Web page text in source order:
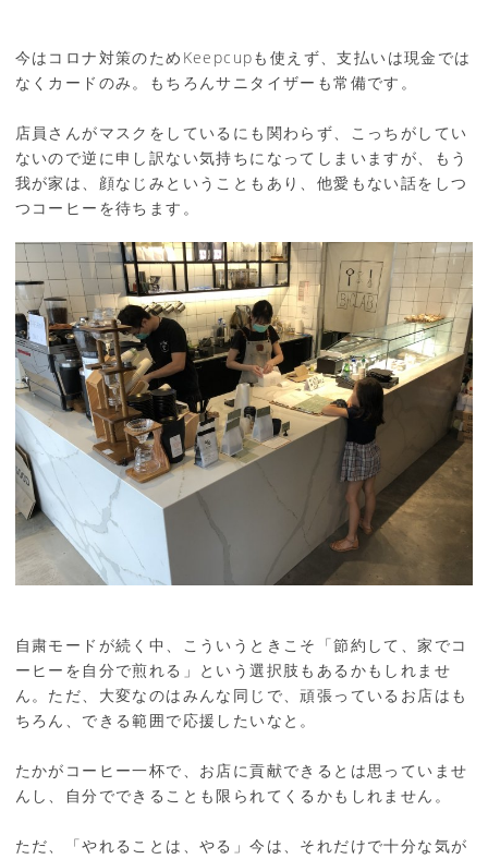
今はコロナ対策のためKeepcupも使えず、支払いは現金では
なくカードのみ。もちろんサニタイザーも常備です。
店員さんがマスクをしているにも関わらず、こっちがしてい
ないので逆に申し訳ない気持ちになってしまいますが、もう
我が家は、顔なじみということもあり、他愛もない話をしつ
つコーヒーを待ちます。
自粛モードが続く中、こういうときこそ「節約して、家でコ
ーヒーを自分で煎れる」という選択肢もあるかもしれませ
ん。ただ、大変なのはみんな同じで、頑張っているお店はも
ちろん、できる範囲で応援したいなと。
たかがコーヒー一杯で、お店に貢献できるとは思っていませ
んし、自分でできることも限られてくるかもしれません。
ただ、「やれることは、やる」今は、それだけで十分な気が